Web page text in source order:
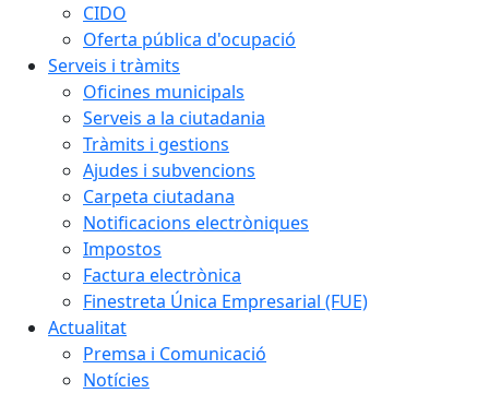
CIDO
Oferta pública d'ocupació
Serveis i tràmits
Oficines municipals
Serveis a la ciutadania
Tràmits i gestions
Ajudes i subvencions
Carpeta ciutadana
Notificacions electròniques
Impostos
Factura electrònica
Finestreta Única Empresarial (FUE)
Actualitat
Premsa i Comunicació
Notícies